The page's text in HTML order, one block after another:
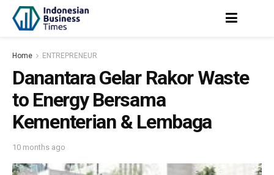
Home ENTREPRENEUR
Danantara Gelar Rakor Waste
to Energy Bersama
Kementerian & Lembaga
10 months ago